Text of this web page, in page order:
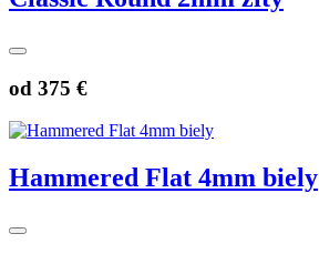
od 375 €
Hammered Flat 4mm biely